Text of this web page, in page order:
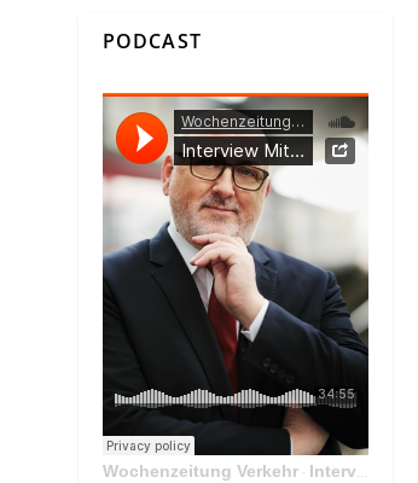
PODCAST
Wochenzeitung Verkehr· Interview Mit Andreas Matthä, CEO der ÖBB Holding